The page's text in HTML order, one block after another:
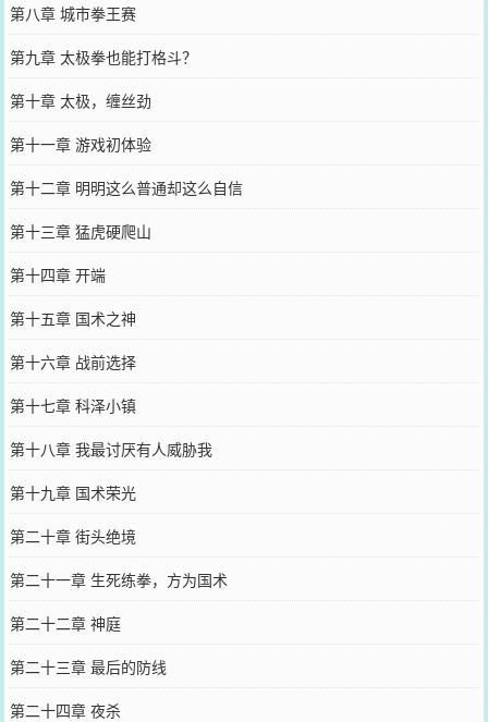
第八章 城市拳王赛
第九章 太极拳也能打格斗？
第十章 太极，缠丝劲
第十一章 游戏初体验
第十二章 明明这么普通却这么自信
第十三章 猛虎硬爬山
第十四章 开端
第十五章 国术之神
第十六章 战前选择
第十七章 科泽小镇
第十八章 我最讨厌有人威胁我
第十九章 国术荣光
第二十章 街头绝境
第二十一章 生死练拳，方为国术
第二十二章 神庭
第二十三章 最后的防线
第二十四章 夜杀